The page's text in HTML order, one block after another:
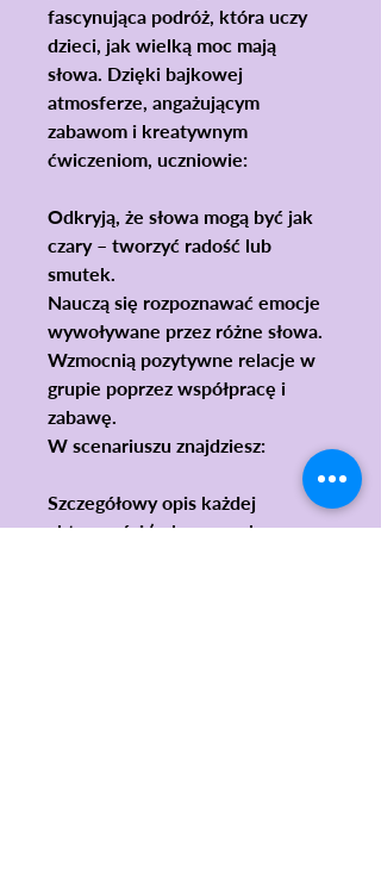
fascynująca podróż, która uczy
dzieci, jak wielką moc mają
słowa. Dzięki bajkowej
atmosferze, angażującym
zabawom i kreatywnym
ćwiczeniom, uczniowie:
Odkryją, że słowa mogą być jak
czary – tworzyć radość lub
smutek.
Nauczą się rozpoznawać emocje
wywoływane przez różne słowa.
Wzmocnią pozytywne relacje w
grupie poprzez współpracę i
zabawę.
W scenariuszu znajdziesz:
Szczegółowy opis każdej
aktywności (zabawa ruchowa,